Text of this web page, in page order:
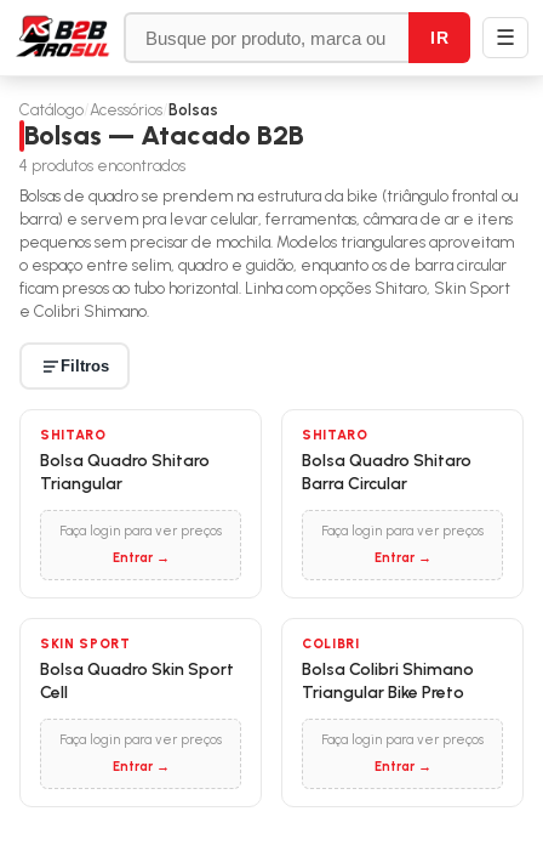
IR ☰
Catálogo Acessórios Bolsas
Bolsas — Atacado B2B
4 produtos encontrados
Bolsas de quadro se prendem na estrutura da bike (triângulo frontal ou
barra) e servem pra levar celular, ferramentas, câmara de ar e itens
pequenos sem precisar de mochila. Modelos triangulares aproveitam
o espaço entre selim, quadro e guidão, enquanto os de barra circular
ficam presos ao tubo horizontal. Linha com opções Shitaro, Skin Sport
e Colibri Shimano.
Filtros
SHITARO
Bolsa Quadro Shitaro
Triangular
Faça login para ver preços
Entrar →
SHITARO
Bolsa Quadro Shitaro
Barra Circular
Faça login para ver preços
Entrar →
SKIN SPORT
Bolsa Quadro Skin Sport
Cell
Faça login para ver preços
Entrar →
COLIBRI
Bolsa Colibri Shimano
Triangular Bike Preto
Faça login para ver preços
Entrar →